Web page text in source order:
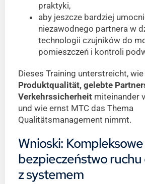
praktyki,
aby jeszcze bardziej
niezawodnego partnera w
technologii czujników do
pomieszczeń i kontroli
Dieses Training unterstreicht, wie
Produktqualität, gelebte
Verkehrssicherheitmiteinander
und wie ernst MTC das Thema
Qualitätsmanagement nimmt.
Wnioski: Kompleksowe
bezpieczeństwo
z systemem